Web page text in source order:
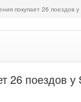
покупает 26 поездов у
26 поездов у